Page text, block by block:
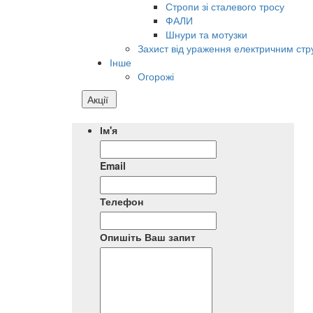
Стропи зі сталевого тросу
ФАЛИ
Шнури та мотузки
Захист від ураження електричним
Інше
Огорожі
Акції
Ім'я
Email
Телефон
Опишіть Ваш запит